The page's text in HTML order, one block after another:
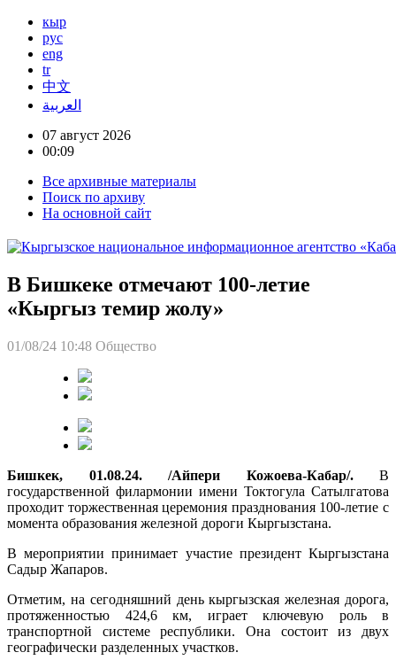
кыр
рус
eng
tr
中文
العربية
07 август 2026
00:09
Все архивные материалы
Поиск по архиву
На основной сайт
В Бишкеке отмечают 100-летие
«Кыргыз темир жолу»
01/08/24 10:48 Общество
Бишкек, 01.08.24. /Айпери Кожоева-Кабар/. В
государственной филармонии имени Токтогула Сатылгатова
проходит торжественная церемония празднования 100-летие с
момента образования железной дороги Кыргызстана.
В мероприятии принимает участие президент Кыргызстана
Садыр Жапаров.
Отметим, на сегодняшний день кыргызская железная дорога,
протяженностью 424,6 км, играет ключевую роль в
транспортной системе республики. Она состоит из двух
географически разделенных участков.